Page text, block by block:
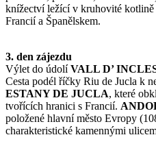
knížectví ležící v kruhovité kotlině
Francií a Španělskem.
3. den zájezdu
Výlet do údolíVALL D’
Cesta podél říčky Riu de Jucla k
ESTANY DE JUCLA, které
tvořících hranici s Francií.
položené hlavní město Evropy
charakteristické kamennými